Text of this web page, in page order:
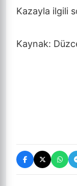
Kazayla ilgili
Kaynak: